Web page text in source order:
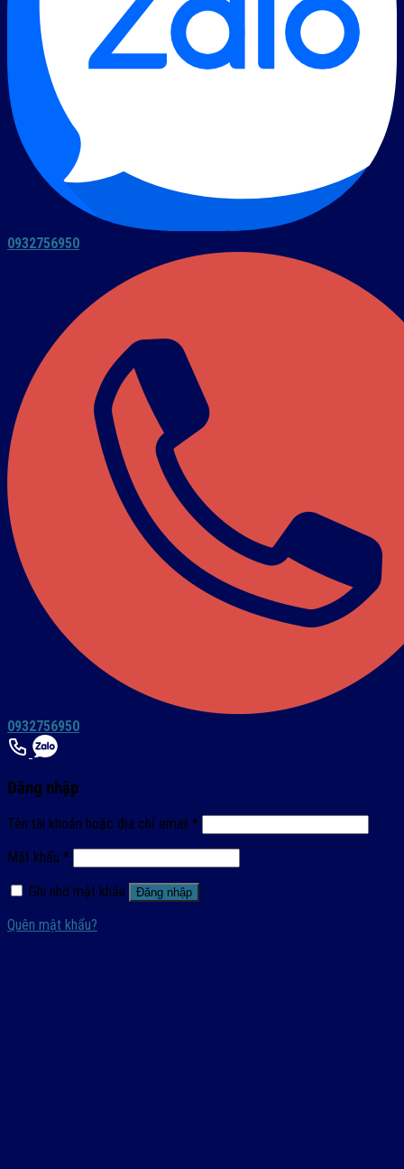
0932756950
0932756950
Đăng nhập
Tên tài khoản hoặc địa chỉ email *
Mật khẩu *
Ghi nhớ mật khẩu
Đăng nhập
Quên mật khẩu?